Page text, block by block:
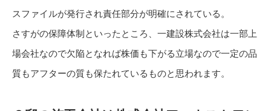
スファイルが発行され責任部分が明確にされている。
さすがの保障体制といったところ、一建設株式会社は一部上
場会社なので欠陥となれば株価も下がる立場なので一定の品
質もアフターの質も保たれているものと思われます。